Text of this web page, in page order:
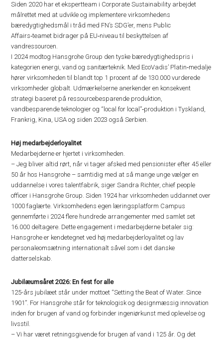
Siden 2020 har et ekspertteam i Corporate Sustainability arbejdet
målrettet med at udvikle og implementere virksomhedens
bæredygtighedsmål i tråd med FN’s SDG’er, mens Public
Affairs‑teamet bidrager på EU‑niveau til beskyttelsen af
vandressourcen.
I 2024 modtog Hansgrohe Group den tyske bæredygtighedspris i
kategorien energi, vand og sanitærteknik. Med EcoVadis’ Platin‑medalje
hører virksomheden til blandt top 1 procent af de 130.000 vurderede
virksomheder globalt. Udmærkelserne anerkender en konsekvent
strategi baseret på ressourcebesparende produktion,
vandbesparende teknologier og “local for local”‑produktion i Tyskland,
Frankrig, Kina, USA og siden 2023 også Serbien.
Høj medarbejderloyalitet
Medarbejderne er hjertet i virksomheden.
– Jeg bliver altid rørt, når vi tager afsked med pensionister efter 45 eller
50 år hos Hansgrohe – samtidig med at så mange unge vælger en
uddannelse i vores talentfabrik, siger Sandra Richter, chief people
officer i Hansgrohe Group. Siden 1924 har virksomheden uddannet over
1000 faglærte. Virksomhedens egen læringsplatform Campus
gennemførte i 2024 flere hundrede arrangementer med samlet set
16.000 deltagere. Dette engagement i medarbejderne betaler sig:
Hansgrohe er kendetegnet ved høj medarbejderloyalitet og lav
personaleomsætning internationalt såvel som i det danske
datterselskab.
Jubilæumsåret 2026: En fest for alle
125-års jubilæet står under mottoet “Setting the Beat of Water. Since
1901”. For Hansgrohe står for teknologisk og designmæssig innovation
inden for brugen af vand og forbinder ingeniørkunst med oplevelse og
livsstil.
– Vi har været retningsgivende for brugen af vand i 125 år. Og det